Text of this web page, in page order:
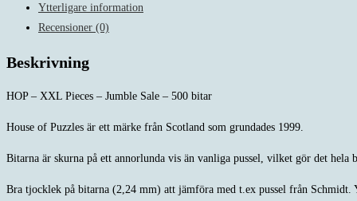
-
bitar
Ytterligare information
Recensioner (0)
Beskrivning
HOP – XXL Pieces – Jumble Sale – 500 bitar
House of Puzzles är ett märke från Scotland som grundades 1999.
Bitarna är skurna på ett annorlunda vis än vanliga pussel, vilket gör det hela
Bra tjocklek på bitarna (2,24 mm) att jämföra med t.ex pussel från